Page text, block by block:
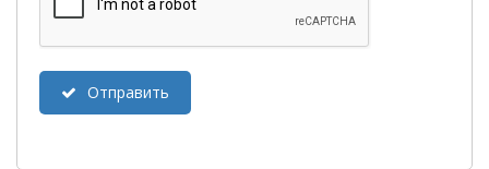
Отправить